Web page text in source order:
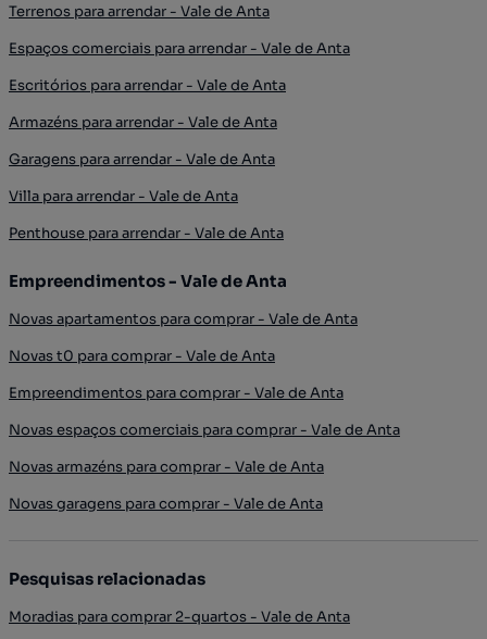
Terrenos para arrendar - Vale de Anta
Espaços comerciais para arrendar - Vale de Anta
Escritórios para arrendar - Vale de Anta
Armazéns para arrendar - Vale de Anta
Garagens para arrendar - Vale de Anta
Villa para arrendar - Vale de Anta
Penthouse para arrendar - Vale de Anta
Empreendimentos - Vale de Anta
Novas apartamentos para comprar - Vale de Anta
Novas t0 para comprar - Vale de Anta
Empreendimentos para comprar - Vale de Anta
Novas espaços comerciais para comprar - Vale de Anta
Novas armazéns para comprar - Vale de Anta
Novas garagens para comprar - Vale de Anta
Pesquisas relacionadas
Moradias para comprar 2-quartos - Vale de Anta